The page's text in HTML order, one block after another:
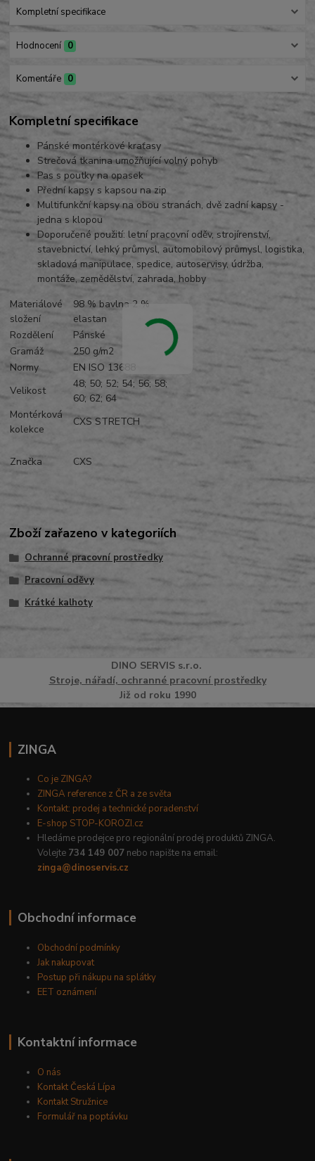
Kompletní specifikace
Hodnocení 0
Komentáře 0
Kompletní specifikace
Pánské montérkové kraťasy
Strečová tkanina umožňující volný pohyb
Pas s poutky na opasek
Přední kapsy s kapsou na zip
Multifunkční kapsy na obou stranách, dvě zadní kapsy -
jedna s klopou
Doporučené použití: letní pracovní oděv, strojírenství,
stavebnictví, lehký průmysl, automobilový průmysl, logistika,
skladová manipulace, spedice, autoservisy, údržba,
montáže, zemědělství, zahrada, hobby
Materiálové
složení
98 % bavlna 2 %
elastan
Rozdělení
Pánské
Gramáž
250 g/m2
Normy
EN ISO 13688
Velikost
48; 50; 52; 54; 56; 58;
60; 62; 64
Montérková
kolekce
CXS STRETCH
Značka CXS
Zboží zařazeno v kategoriích
Ochranné pracovní prostředky
Pracovní oděvy
Krátké kalhoty
DINO SERVISs.r.o.
Stroje, nářadí, ochranné pracovní prostředky
Již od roku 1990
ZINGA
Co je ZINGA?
ZINGA reference z ČR a ze světa
Kontakt: prodej a technické poradenství
E-shop STOP-KOROZI.cz
Hledáme prodejce pro regionální prodej produktů ZINGA.
Volejte 734 149 007 nebo napište na email:
zinga@dinoservis.cz
Obchodní informace
Obchodní podmínky
Jak nakupovat
Postup při nákupu na splátky
EET oznámení
Kontaktní informace
O nás
Kontakt Česká Lípa
Kontakt Stružnice
Formulář na poptávku